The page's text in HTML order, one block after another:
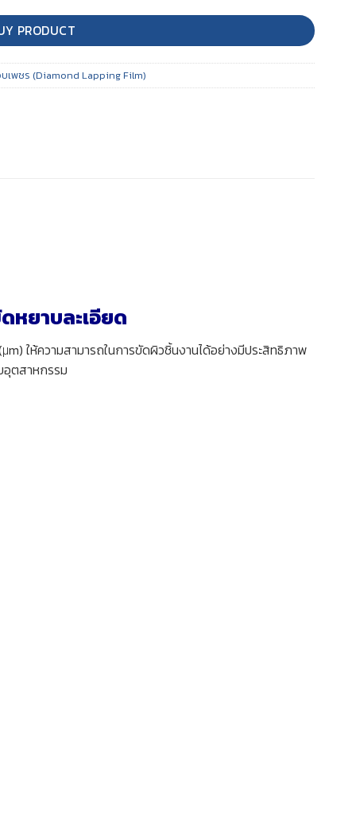
PRODUCT
เพชร (Diamond Lapping Film)
หยาบละเอียด
ให้ความสามารถในการขัดผิวชิ้นงานได้อย่างมีประสิทธิภาพ
อุตสาหกรรม